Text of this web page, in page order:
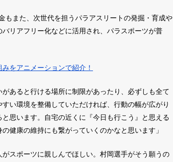
また、次世代を担うパラアスリートの発掘・育成や
リアフリー化などに活用され、パラスポーツが普
をアニメーションで紹介！
あると行ける場所に制限があったり、必ずしも全て
い環境を整備していただければ、行動の幅が広がり
思います。自宅の近くに『今日も行こう』と思える
健康の維持にも繋がっていくのかなと思います」
スポーツに親しんでほしい。村岡選手がそう願うの